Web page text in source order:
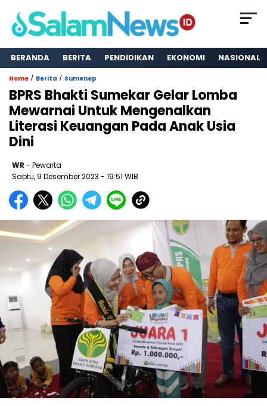
BERANDA BERITA PENDIDIKAN EKONOMI NASIONAL
Home / Berita / Sumenep
BPRS Bhakti Sumekar Gelar Lomba
Mewarnai Untuk Mengenalkan
Literasi Keuangan Pada Anak Usia
Dini
WR - Pewarta
Sabtu, 9 Desember 2023 - 19:51 WIB